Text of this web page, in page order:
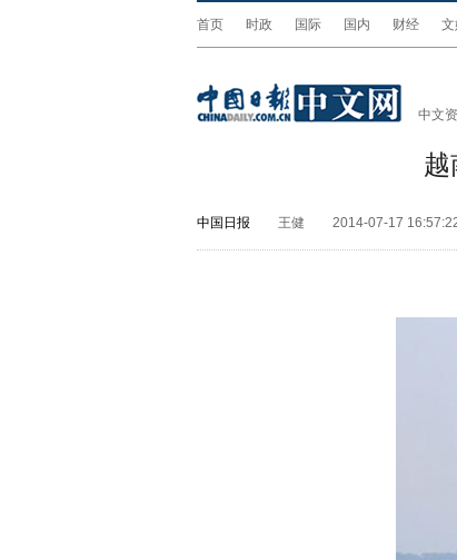
首页 时政 国际 国内 财经 文
中文
越
中国日报 王健 2014-07-17